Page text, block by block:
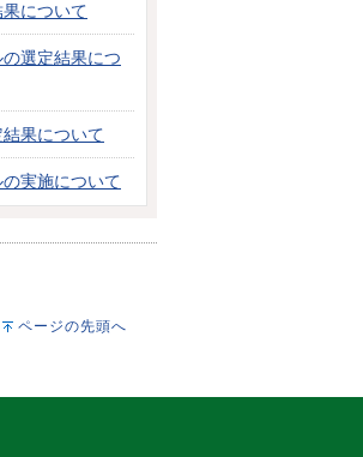
について
選定結果につ
果について
実施について
ページの先頭へ